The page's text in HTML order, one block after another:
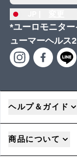
*ユーロモニタ
ューマーヘルス
ヘルプ＆ガイド
商品について